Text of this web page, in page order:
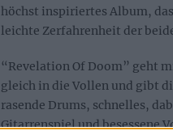
höchst inspiriertes Album,
leichte Zerfahrenheit der
“Revelation Of Doom” geht
gleich in die Vollen und gibt
rasende Drums, schnelles,
Gitarrenspiel und besessene